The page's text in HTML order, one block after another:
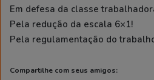
Em defesa da classe
Pela redução da escala 6×1!
Pela regulamentação do
Compartilhe com seus amigos: